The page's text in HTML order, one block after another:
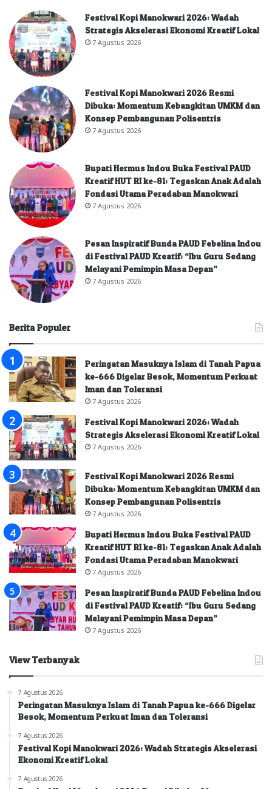
Festival Kopi Manokwari 2026: Wadah
Strategis Akselerasi Ekonomi Kreatif Lokal
7 Agustus 2026
Festival Kopi Manokwari 2026 Resmi
Dibuka: Momentum Kebangkitan UMKM dan
Konsep Pembangunan Polisentris
7 Agustus 2026
Bupati Hermus Indou Buka Festival PAUD
Kreatif HUT RI ke-81: Tegaskan Anak Adalah
Fondasi Utama Peradaban Manokwari
7 Agustus 2026
Pesan Inspiratif Bunda PAUD Febelina Indou
di Festival PAUD Kreatif: “Ibu Guru Sedang
Melayani Pemimpin Masa Depan”
7 Agustus 2026
Berita Populer
Peringatan Masuknya Islam di Tanah Papua
ke-666 Digelar Besok, Momentum Perkuat
Iman dan Toleransi
7 Agustus 2026
Festival Kopi Manokwari 2026: Wadah
Strategis Akselerasi Ekonomi Kreatif Lokal
7 Agustus 2026
Festival Kopi Manokwari 2026 Resmi
Dibuka: Momentum Kebangkitan UMKM dan
Konsep Pembangunan Polisentris
7 Agustus 2026
Bupati Hermus Indou Buka Festival PAUD
Kreatif HUT RI ke-81: Tegaskan Anak Adalah
Fondasi Utama Peradaban Manokwari
7 Agustus 2026
Pesan Inspiratif Bunda PAUD Febelina Indou
di Festival PAUD Kreatif: “Ibu Guru Sedang
Melayani Pemimpin Masa Depan”
7 Agustus 2026
View Terbanyak
7 Agustus 2026
Peringatan Masuknya Islam di Tanah Papua ke-666 Digelar
Besok, Momentum Perkuat Iman dan Toleransi
7 Agustus 2026
Festival Kopi Manokwari 2026: Wadah Strategis Akselerasi
Ekonomi Kreatif Lokal
7 Agustus 2026